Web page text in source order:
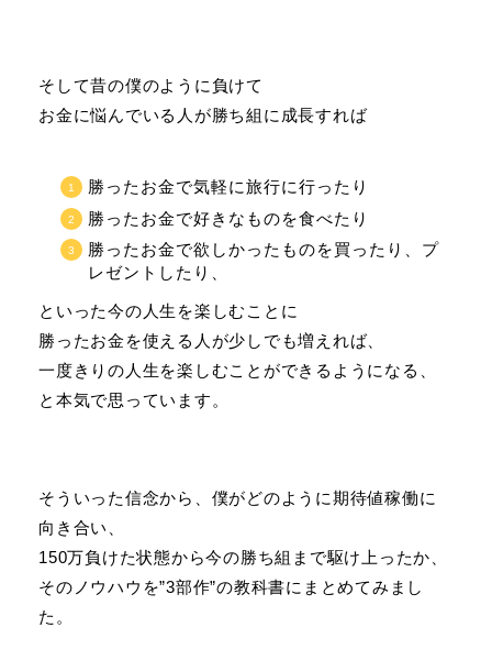
そして昔の僕のように負けて
お金に悩んでいる人が勝ち組に成長すれば
勝ったお金で気軽に旅行に行ったり
勝ったお金で好きなものを食べたり
勝ったお金で欲しかったものを買ったり、プ
レゼントしたり、
といった今の人生を楽しむことに
勝ったお金を使える人が少しでも増えれば、
一度きりの人生を楽しむことができるようになる、
と本気で思っています。
そういった信念から、僕がどのように期待値稼働に
向き合い、
150万負けた状態から今の勝ち組まで駆け上ったか、
そのノウハウを”3部作”の教科書にまとめてみまし
た。